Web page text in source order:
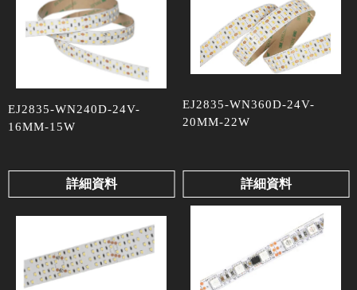
EJ2835-WN240D-24V-
16MM-15W
詳細資料
EJ2835-WN360D-24V-
20MM-22W
詳細資料